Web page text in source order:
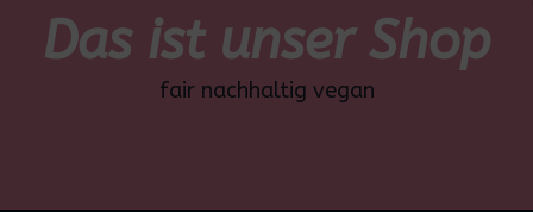
Das ist unser Shop
fair nachhaltig vegan